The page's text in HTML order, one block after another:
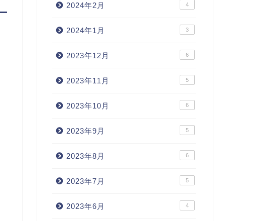
2024年2月 4
2024年1月 3
2023年12月 6
2023年11月 5
2023年10月 6
2023年9月 5
2023年8月 6
2023年7月 5
2023年6月 4